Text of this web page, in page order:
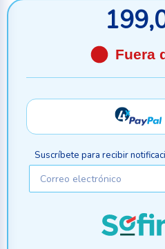
Fuera
Suscríbete para recibir